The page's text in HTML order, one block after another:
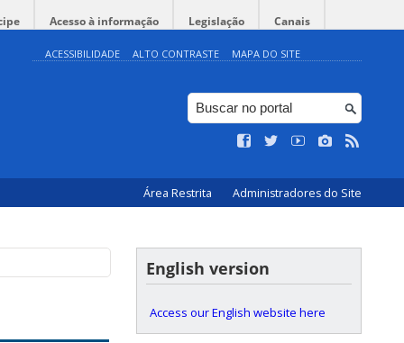
Acesso à informação Legislação Canais
ACESSIBILIDADE ALTO CONTRASTE MAPA DO SITE
Área Restrita Administradores do Site
English version
Access our English website here